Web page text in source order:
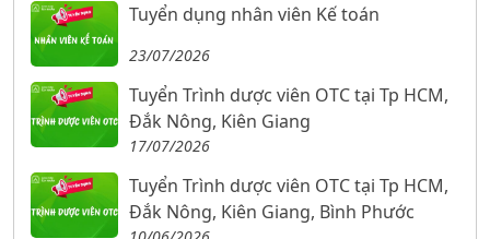
Tuyển dụng nhân viên Kế toán
23/07/2026
Tuyển Trình dược viên OTC tại Tp HCM,
Đắk Nông, Kiên Giang
17/07/2026
Tuyển Trình dược viên OTC tại Tp HCM,
Đắk Nông, Kiên Giang, Bình Phước